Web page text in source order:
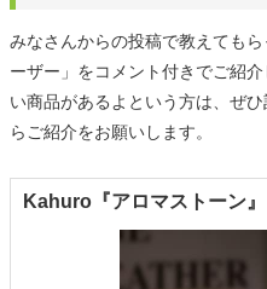
みなさんからの投稿で教えても
ーザー」をコメント付きでご紹
い商品があるよという方は、ぜ
らご紹介をお願いします。
Kahuro『アロマストーン』